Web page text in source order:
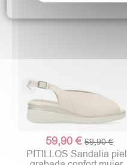
59,90 €69,90 €
PITILLOS Sandalia piel